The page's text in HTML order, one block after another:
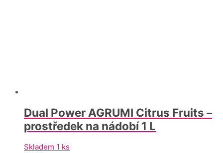
Dual Power AGRUMI Citrus Fruits –
prostředek na nádobí 1 L
Skladem 1 ks